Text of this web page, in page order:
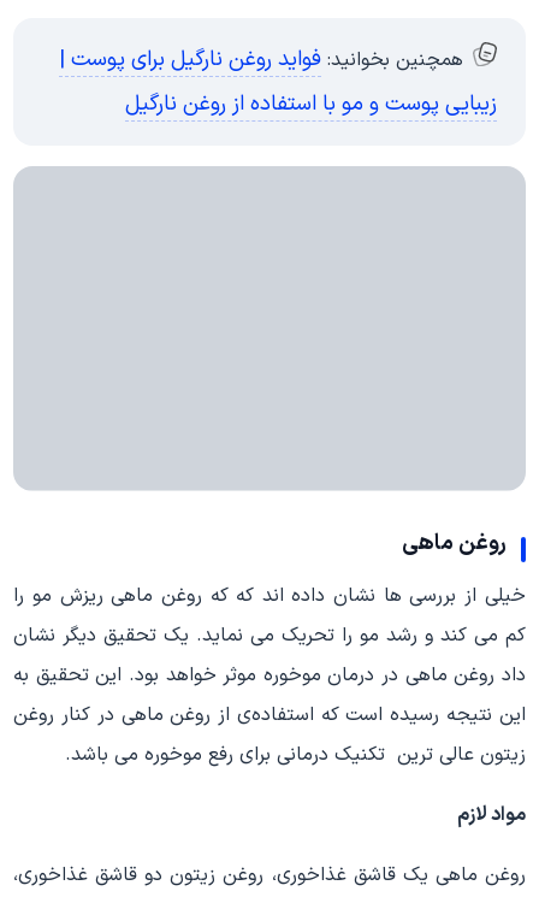
همچنین بخوانید:فواید روغن نارگیل برای پوست |
زیبایی پوست و مو با استفاده از روغن نارگیل
روغن ماهی
خیلی از بررسی ها نشان داده اند که که روغن ماهی ریزش مو را
کم می کند و رشد مو را تحریک می نماید. یک تحقیق دیگر نشان
داد روغن ماهی در درمان موخوره موثر خواهد بود. این تحقیق به
این نتیجه رسیده است که استفاده‌ی از روغن ماهی در کنار روغن
زیتون عالی ترین تکنیک درمانی برای رفع موخوره می باشد.
مواد لازم
روغن ماهی یک قاشق غذاخوری، روغن زیتون دو قاشق غذاخوری،